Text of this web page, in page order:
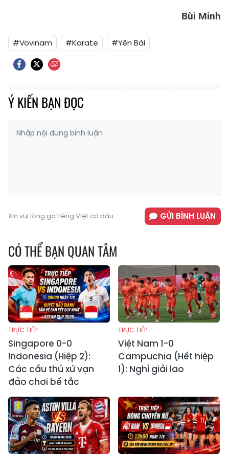
Bùi Minh
#Vovinam #Karate #Yên Bái
Ý KIẾN BẠN ĐỌC
Xin vui lòng gõ tiếng Việt có dấu GỬI BÌNH LUẬN
CÓ THỂ BẠN QUAN TÂM
TRỰC TIẾP
Singapore 0-0
Indonesia (Hiệp 2):
Các cầu thủ xứ vạn
đảo chơi bế tắc
TRỰC TIẾP
Việt Nam 1-0
Campuchia (Hết hiệp
1): Nghỉ giải lao